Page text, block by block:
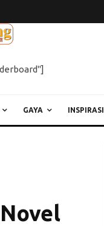
GAYA INSPIRASI